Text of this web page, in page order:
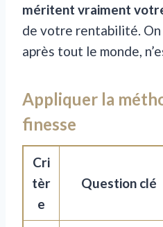
méritent vraiment
de votre rentabilité. On
après tout le monde,
Appliquer la
finesse
Cri
tèr
e
Question clé